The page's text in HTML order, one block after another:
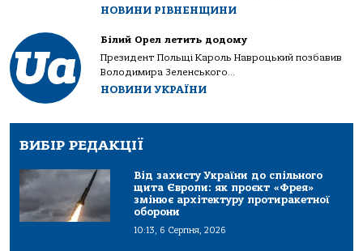
НОВИНИ РІВНЕНЩИНИ
Білий Орел летить додому
Президент Польщі Кароль Навроцький позбавив
Володимира Зеленського...
НОВИНИ УКРАЇНИ
ВИБІР РЕДАКЦІЇ
Від захисту України до спільного
щита Європи: як проєкт «Фрея»
змінює архітектуру протиракетної
оборони
10:13, 6 Серпня, 2026